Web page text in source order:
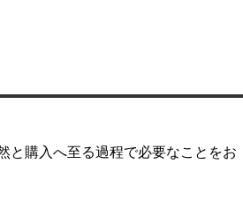
と購入へ至る過程で必要なことをお